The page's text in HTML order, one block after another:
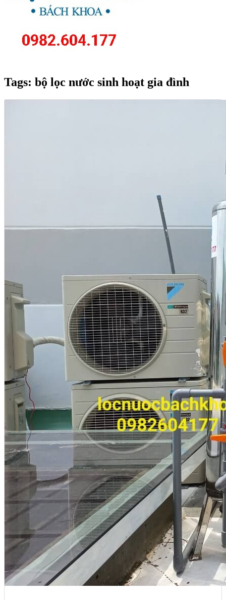
Tags: bộ lọc nước sinh hoạt gia đình